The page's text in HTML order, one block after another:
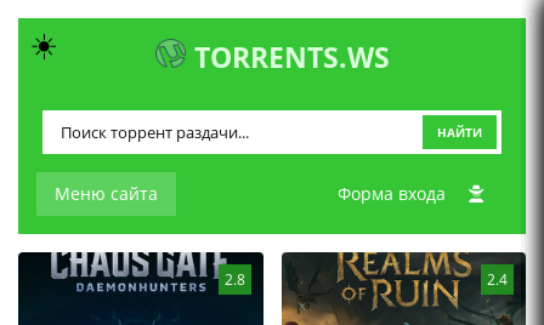
TORRENTS.WS
Меню сайта
НАЙТИ
Форма входа
2.8 2.4
☀️